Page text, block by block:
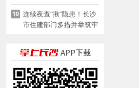
的突围
10 连续夜查“揪”隐患！长沙
市住建部门多措并举筑牢